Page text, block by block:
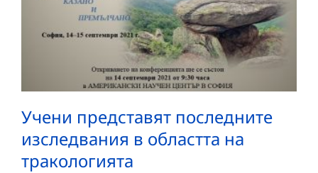
Учени представят последните
изследвания в областта на
тракологията